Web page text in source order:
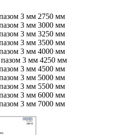
3 мм 2750 мм
3 мм 3000 мм
3 мм 3250 мм
3 мм 3500 мм
3 мм 4000 мм
3 мм 4250 мм
3 мм 4500 мм
3 мм 5000 мм
3 мм 5500 мм
3 мм 6000 мм
3 мм 7000 мм